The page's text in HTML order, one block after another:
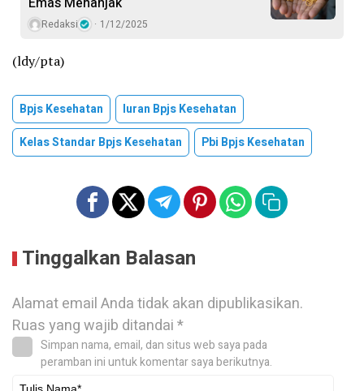
Redaksi 1/12/2025
(ldy/pta)
Bpjs Kesehatan
Iuran Bpjs Kesehatan
Kelas Standar Bpjs Kesehatan
Pbi Bpjs Kesehatan
Tinggalkan Balasan
Alamat email Anda tidak akan dipublikasikan.
Ruas yang wajib ditandai*
Simpan nama, email, dan situs web saya pada
peramban ini untuk komentar saya berikutnya.